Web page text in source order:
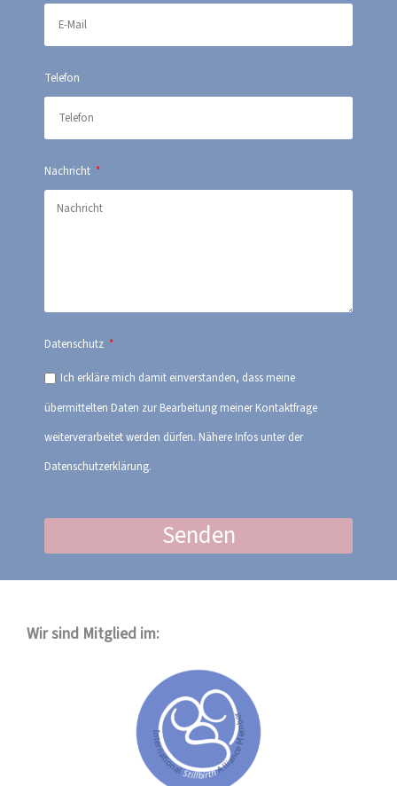
Telefon
Nachricht
Datenschutz
Ich erkläre mich damit einverstanden, dass meine
übermittelten Daten zur Bearbeitung meiner Kontaktfrage
weiterverarbeitet werden dürfen. Nähere Infos unter der
Datenschutzerklärung.
Senden
Wir sind Mitglied im: